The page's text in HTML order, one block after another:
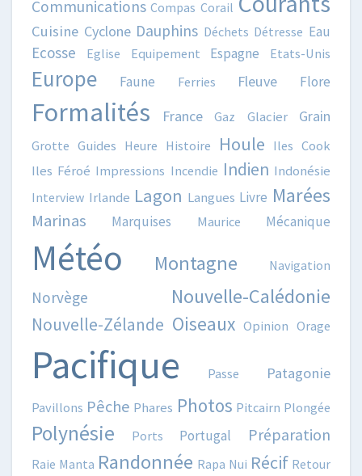
Communications Compas Corail
Cuisine Cyclone Dauphins Déchets Détresse Eau
Ecosse Eglise Equipement Espagne Etats-Unis
Europe Faune Ferries Fleuve Flore
Formalités France Gaz Glacier Grain
Grotte Guides Heure Histoire Houle Iles Cook
Iles Féroé Impressions Incendie Indien Indonésie
Interview Irlande Lagon Langues Livre Marées
Marinas Marquises Maurice Mécanique
Météo Montagne Navigation
Norvège Nouvelle-Calédonie
Nouvelle-Zélande Oiseaux Opinion Orage
Pacifique Passe Patagonie
Pavillons Pêche Phares Photos Pitcairn Plongée
Polynésie Ports Portugal Préparation
Raie Manta Randonnée Rapa Nui Récif Retour